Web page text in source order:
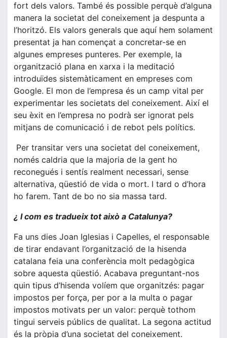
fort dels valors. També és possible perquè d’alguna
manera la societat del coneixement ja despunta a
l’horitzó. Els valors generals que aquí hem solament
presentat ja han començat a concretar-se en
algunes empreses punteres. Per exemple, la
organització plana en xarxa i la meditació
introduïdes sistemàticament en empreses com
Google. El mon de l’empresa és un camp vital per
experimentar les societats del coneixement. Així el
seu èxit en l’empresa no podrà ser ignorat pels
mitjans de comunicació i de rebot pels polítics.
Per transitar vers una societat del coneixement,
només caldria que la majoria de la gent ho
reconegués i sentís realment necessari, sense
alternativa, qüestió de vida o mort. I tard o d’hora
ho farem. Tant de bo no sia massa tard.
¿ I com es tradueix tot això a Catalunya?
Fa uns dies Joan Iglesias i Capelles, el responsable
de tirar endavant l’organització de la hisenda
catalana feia una conferència molt pedagògica
sobre aquesta qüestió. Acabava preguntant-nos
quin tipus d’hisenda volíem que organitzés: pagar
impostos per força, per por a la multa o pagar
impostos motivats per un valor: perquè tothom
tingui serveis públics de qualitat. La segona actitud
és la pròpia d’una societat del coneixement.